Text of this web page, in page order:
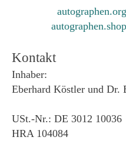
autographen.org
autographen.shop
Kontakt
Inhaber:
Eberhard Köstler und Dr.
USt.-Nr.: DE 3012 10036
HRA 104084